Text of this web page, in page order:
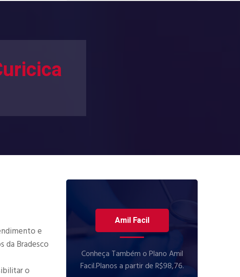
e
da Bradesco
o
Amil Facil
Conheça Também o Plano Amil
Facil.Planos a partir de R$98,76.